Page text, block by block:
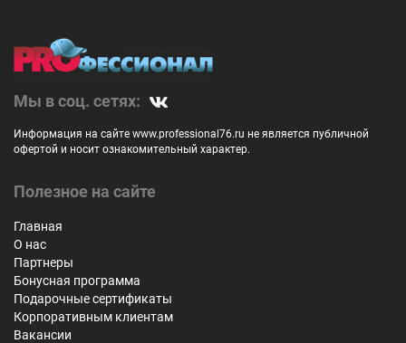
Мы в соц. сетях:
Информация на сайте www.professional76.ru не является публичной
офертой и носит ознакомительный характер.
Полезное на сайте
Главная
О нас
Партнеры
Бонусная программа
Подарочные сертификаты
Корпоративным клиентам
Вакансии